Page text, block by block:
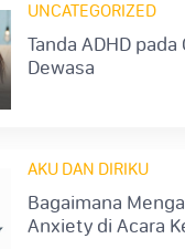
UNCATEGORIZED
Tanda ADHD
Dewasa
AKU DAN DIRIKU
Bagaimana
Anxiety di Acara